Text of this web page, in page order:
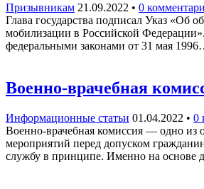
Призывникам 21.09.2022 • 0
Глава государства подписал Указ «Об
мобилизации в Российской
федеральными законами от 31 мая
Военно-врачебная
Информационные статьи 01.04.2022 • 0
Военно-врачебная комиссия — одно из
мероприятий перед допуском
службу в принципе. Именно на основе